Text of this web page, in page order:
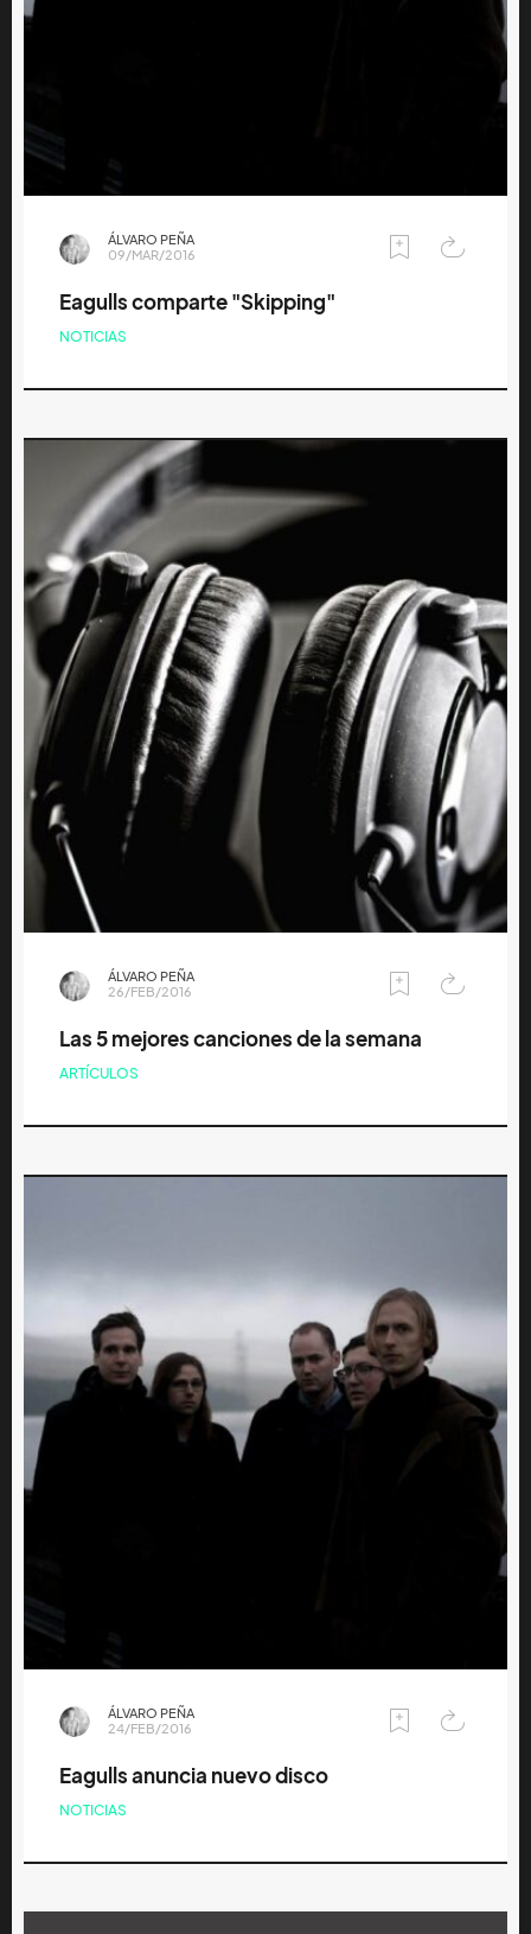
ÁLVARO PEÑA
09/MAR/2016
Eagulls comparte "Skipping"
NOTICIAS
ÁLVARO PEÑA
26/FEB/2016
Las 5 mejores canciones de la semana
ARTÍCULOS
ÁLVARO PEÑA
24/FEB/2016
Eagulls anuncia nuevo disco
NOTICIAS